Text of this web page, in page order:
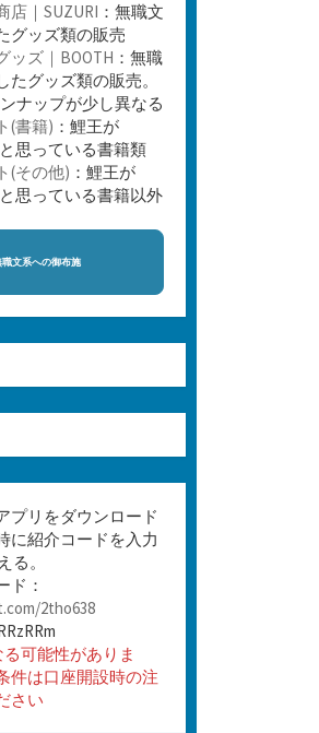
店｜SUZURI ：無職文
グッズ類の販売
ッズ｜BOOTH ：無職
グッズ類の販売。
ナップが少し異なる
(書籍) ：鯉王が
思っている書籍類
(その他) ：鯉王が
思っている書籍以外
プリをダウンロード
に紹介コードを入力
る。
ド：
2tho638
可能性がありま
件は口座開設時の注
さい